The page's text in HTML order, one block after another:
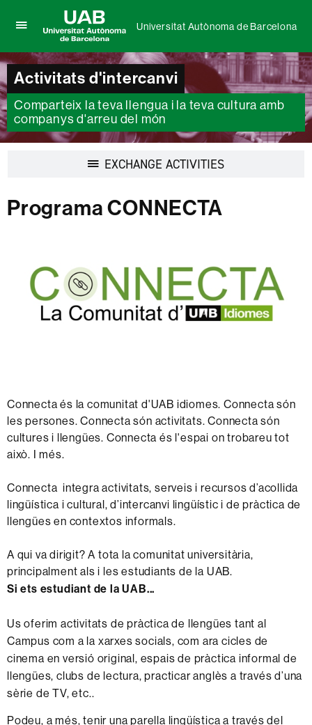
per
desplegar
el
menú
de
Universitat
Autònoma
de
Universitat
Autònoma
de
Barcelona
Universitat Autònoma de Barcelona
Activitats d'intercanvi
Comparteix la teva llengua i la teva cultura amb
companys d'arreu del món
EXCHANGE ACTIVITIES
Programa CONNECTA
Connecta és la comunitat d'UAB idiomes. Connecta són
les persones. Connecta són activitats. Connecta són
cultures i llengües. Connecta és l'espai on trobareu tot
això. I més.
Connecta integra activitats, serveis i recursos d’acollida
lingüística i cultural, d’intercanvi lingüístic i de pràctica de
llengües en contextos informals.
A qui va dirigit? A tota la comunitat universitària,
principalment als i les estudiants de la UAB.
Si ets estudiant de la UAB...
Us oferim activitats de pràctica de llengües tant al
Campus com a la xarxes socials, com ara cicles de
cinema en versió original, espais de pràctica informal de
llengües, clubs de lectura, practicar anglès a través d’una
sèrie de TV, etc..
Podeu, a més, tenir una parella lingüística a través del